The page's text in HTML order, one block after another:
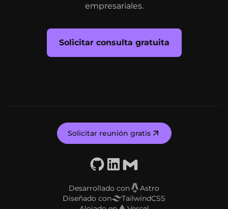
empresariales.
Solicitar consulta gratuita
Solicitar reunión gratis
GitHubLinkedIn
Email
Desarrollado con
Astro
Diseñado con
TailwindCSS